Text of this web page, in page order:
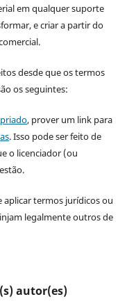
em qualquer suporte
e criar a partir do
desde que os termos
os seguintes:
, prover um link para
. Isso pode ser feito de
o licenciador (ou
aplicar termos jurídicos ou
legalmente outros de
autor(es)